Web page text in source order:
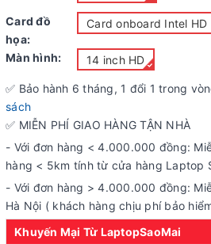
Card đồ
họa:
Card onboard Intel HD
Màn hình: 14 inch HD
✅ Bảo hành 6tháng, 1 đổi 1 trong
sách
✅ MIỄN PHÍ GIAO HÀNG TẬN NHÀ
- Với đơn hàng < 4.000.000 đồng:
hàng < 5km tính từ cửa hàng Laptop
- Với đơn hàng > 4.000.000 đồng:
Hà Nội ( khách hàng chịu phí bảo
Khuyến Mại Từ LaptopSaoMai